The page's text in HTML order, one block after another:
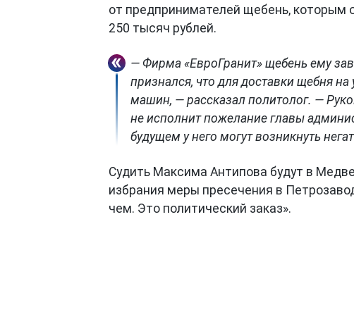
от предпринимателей щебень, которым
250 тысяч рублей.
— Фирма «ЕвроГранит» щебень ему
признался, что для доставки щебня
машин, — рассказал политолог. —
не исполнит пожелание главы
будущем у него могут возникнуть
Судить Максима Антипова будут в
избрания меры пресечения в
чем. Это политический заказ».